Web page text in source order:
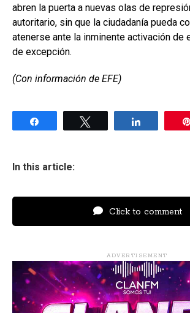
abren la puerta a nuevas olas de
autoritario, sin que la ciudadanía pueda
atenerse ante la inminente activación de
de excepción.
(Con información de EFE)
In this article:
Click to comment
ADVERTISEMENT